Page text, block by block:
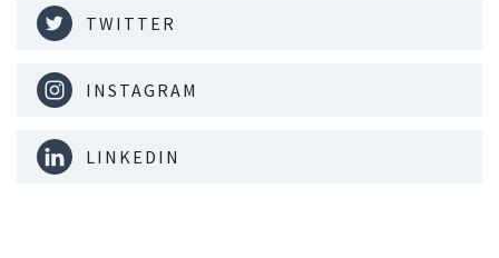
TWITTER
INSTAGRAM
LINKEDIN